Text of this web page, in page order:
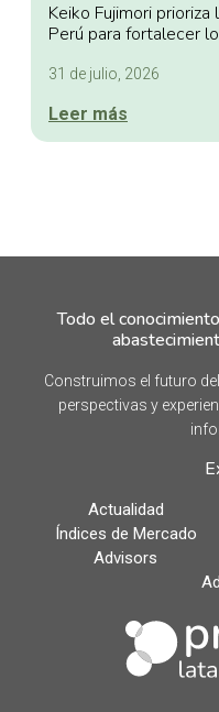
Keiko Fujimori
Perú para fortalecer
31 de julio, 2026
Leer más
Todo el
Construimos el futuro
perspectivas y
Actualidad
Índices de Mercado
Advisors